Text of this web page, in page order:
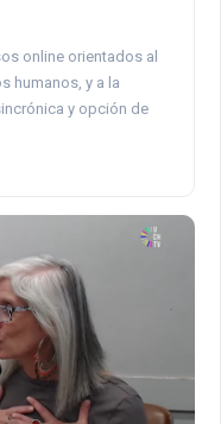
online orientados al
humanos, y a la
y opción de